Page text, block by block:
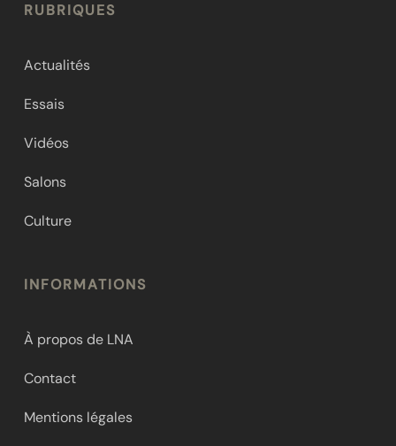
RUBRIQUES
Actualités
Essais
Vidéos
Salons
Culture
INFORMATIONS
À propos de LNA
Contact
Mentions légales